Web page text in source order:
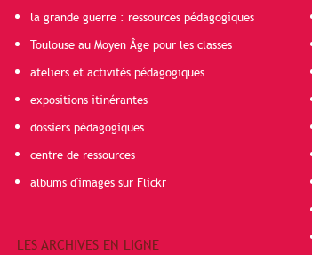
la grande guerre : ressources pédagogiques
Toulouse au Moyen Âge pour les classes
ateliers et activités pédagogiques
expositions itinérantes
dossiers pédagogiques
centre de ressources
albums d'images sur Flickr
LES ARCHIVES EN LIGNE